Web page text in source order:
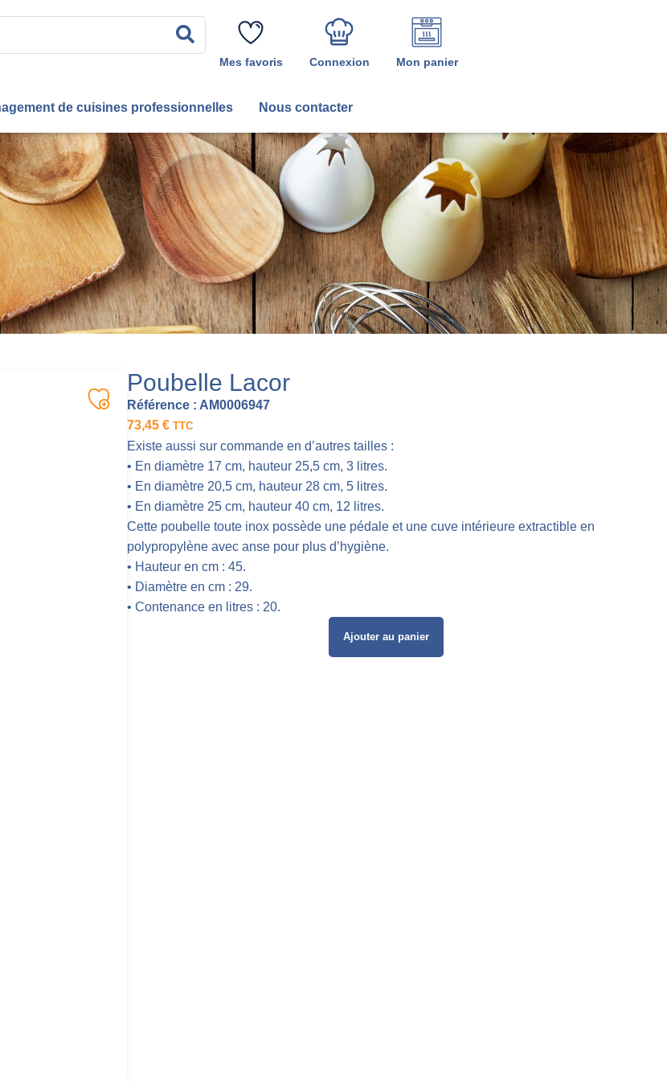
Rechercher
Mes favoris Connexion Mon panier
de cuisines professionnelles Nous contacter
Poubelle Lacor
Référence : AM0006947
73,45 € TTC
Existe aussi sur commande en d’autres tailles :
• En diamètre 17 cm, hauteur 25,5 cm, 3 litres.
• En diamètre 20,5 cm, hauteur 28 cm, 5 litres.
• En diamètre 25 cm, hauteur 40 cm, 12 litres.
Cette poubelle toute inox possède une pédale et une cuve intérieure extractible en
polypropylène avec anse pour plus d’hygiène.
• Hauteur en cm : 45.
• Diamètre en cm : 29.
• Contenance en litres : 20.
Ajouter au panier